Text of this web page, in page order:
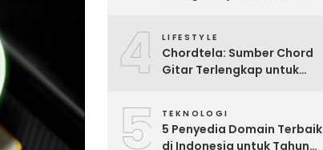
4 LIFESTYLE
Chordtela: Sumber Chord
Gitar Terlengkap untuk
5 TEKNOLOGI
5 Penyedia Domain Terbaik
di Indonesia untuk Tahun